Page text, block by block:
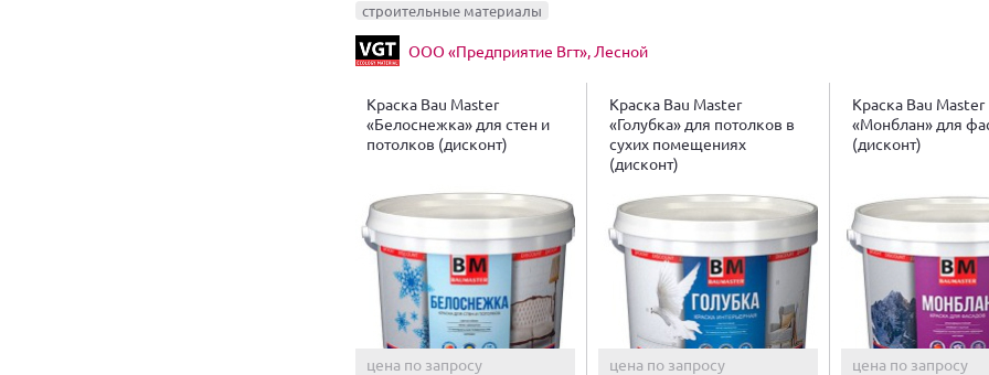
строительные материалы
ООО «Предприятие Вгт», Лесной
Краска Bau Master
«Белоснежка» для стен и
потолков (дисконт)
цена по запросу
Краска Bau Master
«Голубка» для потолков в
сухих помещениях
(дисконт)
цена по запросу
Краска Bau Master
«Монблан» для
(дисконт)
цена по запросу